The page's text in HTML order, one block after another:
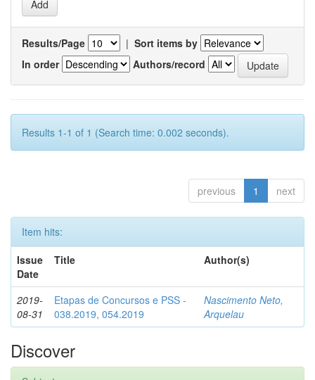
Results/Page | Sort items by
In order
Authors/record
Results 1-1 of 1 (Search time: 0.002 seconds).
previous 1 next
Item hits:
Issue
Date
Title Author(s)
2019-
08-31
Etapas de Concursos e PSS -
038.2019, 054.2019
Nascimento Neto,
Arquelau
Discover